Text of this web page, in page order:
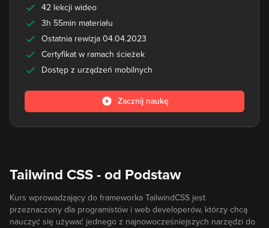
Tailwind CSS - od Podstaw
Kurs wprowadzający do frameworka TailwindCSS jest
przeznaczony dla programistów i web developerów, którzy chcą
nauczyć się używać jednego z najnowocześniejszych narzędzi do
42 lekcji wideo
3h 55min materiału
Ostatnia rewizja 04.04.2023
Certyfikat w ramach ścieżek
Dostęp z urządzeń mobilnych
Zacznij naukę